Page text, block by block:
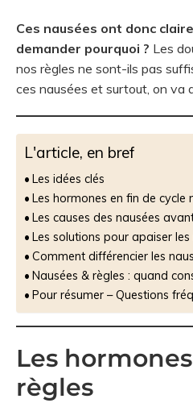
Ces nausées ont donc
demander pourquoi ? Les
nos règles ne sont-ils pas
ces nausées et surtout, on va
L'article, en bref
Les idées clés
Les hormones en fin de cycle
Les causes des nausées
Les solutions pour apaiser
Comment différencier les
Nausées & règles : quand
Pour résumer – Questions
Les
règles